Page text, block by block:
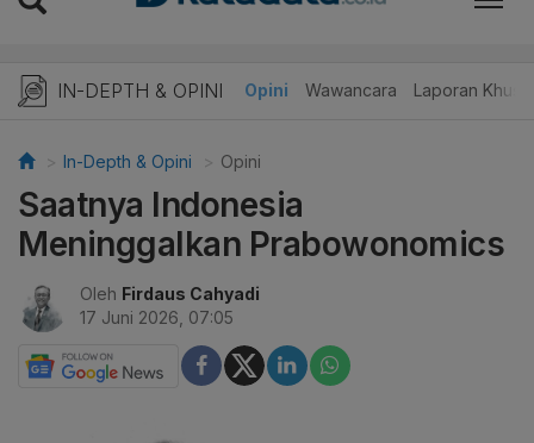
IN-DEPTH & OPINI
Telaah Opini Wawancara Laporan
In-Depth & Opini Opini
Saatnya Indonesia
Meninggalkan Prabowonomics
Oleh Firdaus Cahyadi
17 Juni 2026, 07:05